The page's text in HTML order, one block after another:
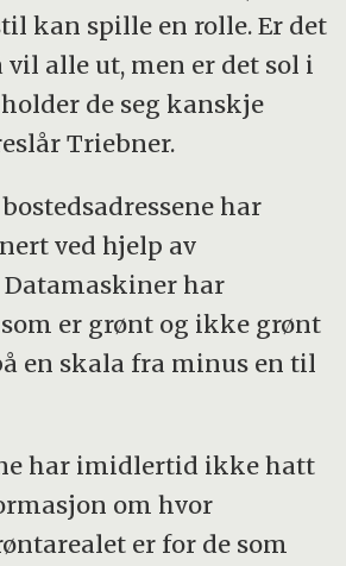
kan spille en rolle. Er det
vil alle ut, men er det sol i
de seg kanskje
Triebner.
har
ved hjelp av
har
er grønt og ikke grønt
en skala fra minus en til
har imidlertid ikke hatt
om hvor
er for de som